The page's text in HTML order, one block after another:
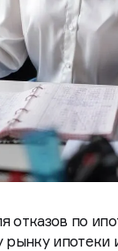
отказов по
ипотеки